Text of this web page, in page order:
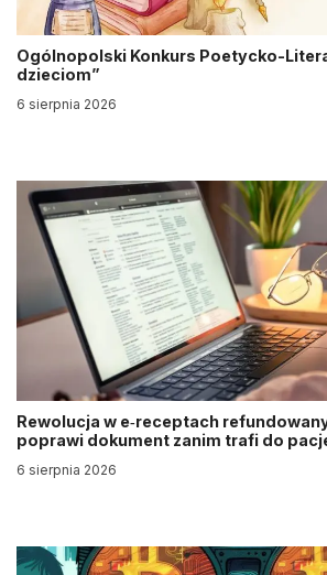
Ogólnopolski Konkurs Poetycko-
dzieciom”
6 sierpnia 2026
Rewolucja w e‑receptach
poprawi dokument zanim trafi do
6 sierpnia 2026